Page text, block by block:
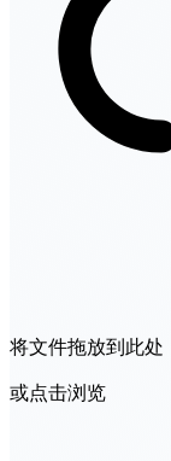
将文件拖放到此处
或点击浏览